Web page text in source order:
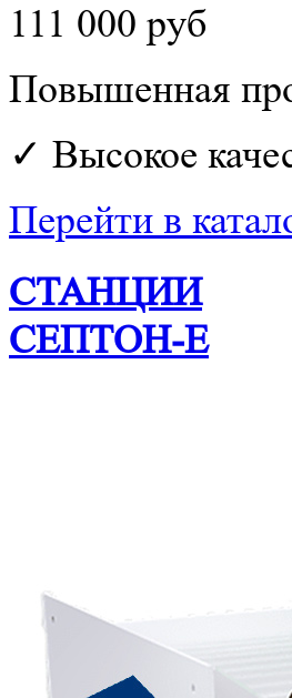
111 000 руб
Повышенная
✓ Высокое
Перейти в
СТАНЦИИ
СЕПТОН-Е